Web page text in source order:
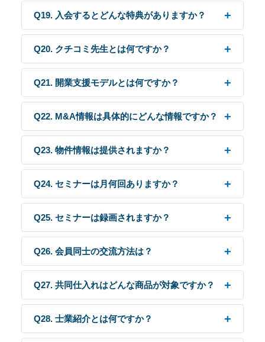
Q19. 入会するとどんな特典がありますか？
Q20. クチコミ先生とは何ですか？
Q21. 開業支援モデルとは何ですか？
Q22. M&A情報は具体的にどんな情報ですか？
Q23. 物件情報は提供されますか？
Q24. セミナーは月何回ありますか？
Q25. セミナーは録画されますか？
Q26. 会員同士の交流方法は？
Q27. 共同仕入れはどんな商品が対象ですか？
Q28. 士業紹介とは何ですか？